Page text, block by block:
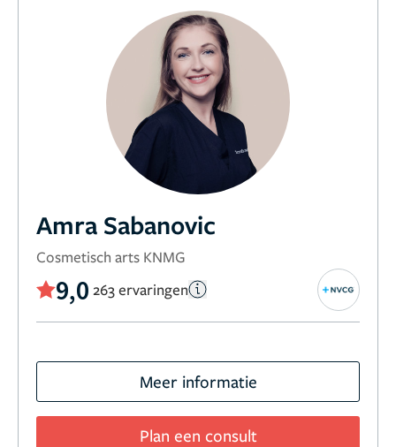
Amra Sabanovic
Cosmetisch arts KNMG
9,0 263 ervaringen
Meer informatie
Plan een consult